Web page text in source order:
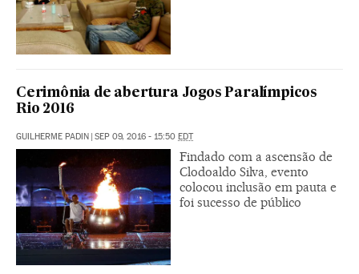
Cerimônia de abertura Jogos Paralímpicos
Rio 2016
GUILHERME PADIN | SEP 09, 2016 - 15:50 EDT
Findado com a ascensão de
Clodoaldo Silva, evento
colocou inclusão em pauta e
foi sucesso de público